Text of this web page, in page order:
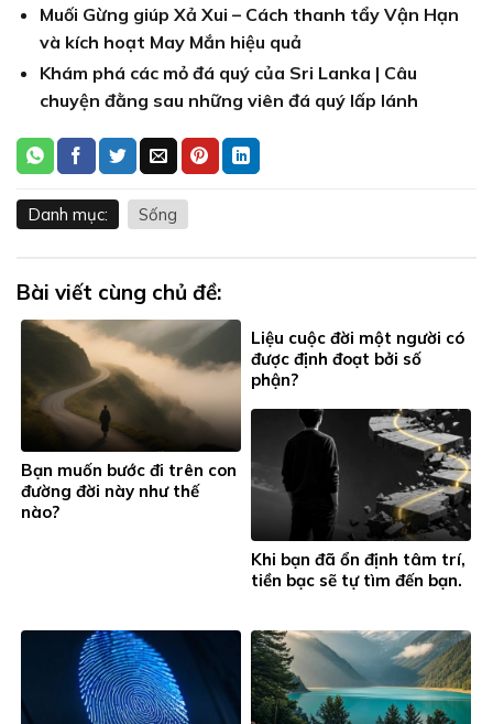
Muối Gừng giúp Xả Xui – Cách thanh tẩy Vận Hạn
và kích hoạt May Mắn hiệu quả
Khám phá các mỏ đá quý của Sri Lanka | Câu
chuyện đằng sau những viên đá quý lấp lánh
Danh mục: Sống
Bài viết cùng chủ đề:
Bạn muốn bước đi trên con
đường đời này như thế
nào?
Liệu cuộc đời một người có
được định đoạt bởi số
phận?
Khi bạn đã ổn định tâm trí,
tiền bạc sẽ tự tìm đến bạn.